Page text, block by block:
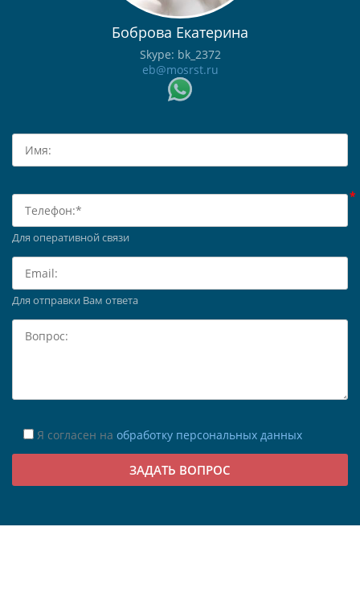
Боброва Екатерина
Skype: bk_2372
eb@mosrst.ru
Для оперативной связи
Для отправки Вам ответа
Я согласен на обработку персональных данных